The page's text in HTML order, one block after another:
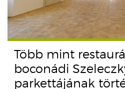
Több mint
boconádi
parkettájának